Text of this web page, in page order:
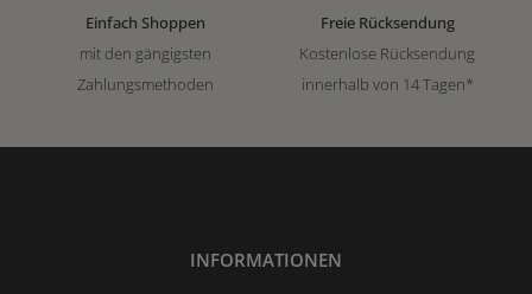
Einfach Shoppen
mit den gängigsten
Zahlungsmethoden
Freie Rücksendung
Kostenlose Rücksendung
innerhalb von 14 Tagen*
INFORMATIONEN